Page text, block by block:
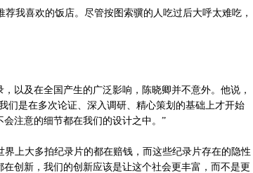
我喜欢的饭店。尽管按图索骥的人吃过后大呼太难吃，
及在全国产生的广泛影响，陈晓卿并不意外。他说，
们是在多次论证、深入调研、精心策划的基础上才开始
注意的细节都在我们的设计之中。”
上大多拍纪录片的都在赔钱，而这些纪录片存在的隐性
创新，我们的创新应该是让这个社会更丰富，而不是更